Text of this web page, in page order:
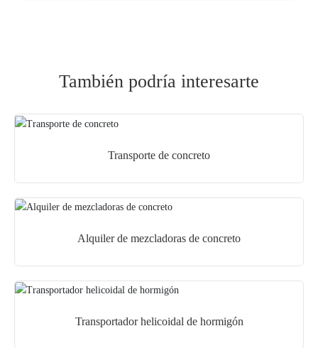
También podría interesarte
Transporte de concreto
Alquiler de mezcladoras de concreto
Transportador helicoidal de hormigón